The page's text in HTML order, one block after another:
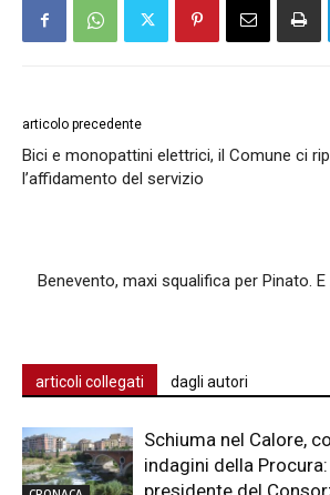
articolo precedente
Bici e monopattini elettrici, il Comune ci
l’affidamento del servizio
Benevento, maxi squalifica per Pinato.
articoli collegati dagli autori
Schiuma nel Calore,
indagini della